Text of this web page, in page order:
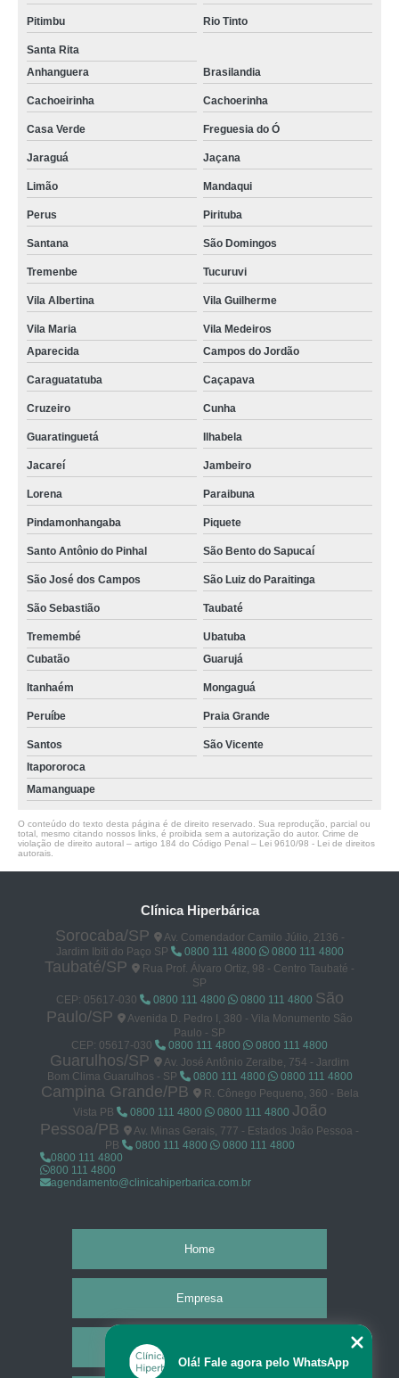
Pitimbu Rio Tinto
Santa Rita
Anhanguera
Brasilandia
Cachoeirinha Cachoerinha
Casa Verde Freguesia do Ó
Jaraguá Jaçana
Limão Mandaqui
Perus Pirituba
Santana São Domingos
Tremenbe Tucuruvi
Vila Albertina Vila Guilherme
Vila Maria
Vila Medeiros
Aparecida
Campos do Jordão
Caraguatatuba Caçapava
Cruzeiro Cunha
Guaratinguetá Ilhabela
Jacareí Jambeiro
Lorena Paraibuna
Pindamonhangaba Piquete
Santo Antônio do Pinhal São Bento do Sapucaí
São José dos Campos São Luiz do Paraitinga
São Sebastião Taubaté
Tremembé
Ubatuba
Cubatão
Guarujá
Itanhaém Mongaguá
Peruíbe Praia Grande
Santos
São Vicente
Itapororoca
Mamanguape
O conteúdo do texto desta página é de direito reservado. Sua reprodução, parcial ou
total, mesmo citando nossos links, é proibida sem a autorização do autor. Crime de
violação de direito autoral – artigo 184 do Código Penal – Lei 9610/98 - Lei de direitos
autorais
Clínica Hiperbárica
Sorocaba/SP
Av. Comendador Camilo Júlio, 2136 -
Jardim Ibiti do Paço SP
0800 111 4800 0800 111 4800
Taubaté/SP
Rua Prof. Álvaro Ortiz, 98 - Centro Taubaté -
SP
CEP: 05617-030
0800 111 4800 0800 111 4800 São
Paulo/SP
Avenida D. Pedro I, 380 - Vila Monumento São
Paulo - SP
CEP: 05617-030
0800 111 4800 0800 111 4800
Guarulhos/SP
Av. José Antônio Zeraibe, 754 - Jardim
Bom Clima Guarulhos - SP
0800 111 4800 0800 111 4800
Campina Grande/PB
R. Cônego Pequeno, 360 - Bela
Vista PB
0800 111 4800 0800 111 4800 João
Pessoa/PB
Av. Minas Gerais, 777 - Estados João Pessoa -
PB
0800 111 4800
0800 111 4800
0800 111 4800
800 111 4800
agendamento@clinicahiperbarica.com.br
Home
Empresa
Olá! Fale agora pelo WhatsApp